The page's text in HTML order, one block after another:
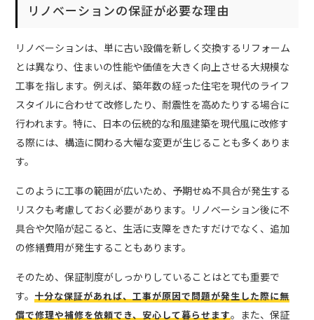
リノベーションの保証が必要な理由
リノベーションは、単に古い設備を新しく交換するリフォーム
とは異なり、住まいの性能や価値を大きく向上させる大規模な
工事を指します。例えば、築年数の経った住宅を現代のライフ
スタイルに合わせて改修したり、耐震性を高めたりする場合に
行われます。特に、日本の伝統的な和風建築を現代風に改修す
る際には、構造に関わる大幅な変更が生じることも多くありま
す。
このように工事の範囲が広いため、予期せぬ不具合が発生する
リスクも考慮しておく必要があります。リノベーション後に不
具合や欠陥が起こると、生活に支障をきたすだけでなく、追加
の修繕費用が発生することもあります。
そのため、保証制度がしっかりしていることはとても重要で
す。 十分な保証があれば、工事が原因で問題が発生した際に無
償で修理や補修を依頼でき、安心して暮らせます。また、保証